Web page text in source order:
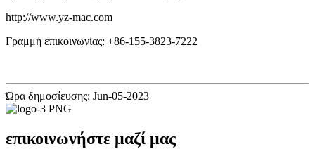
http://www.yz-mac.com
Γραμμή επικοινωνίας: +86-155-3823-7222
Ώρα δημοσίευσης: Jun-05-2023
επικοινωνήστε μαζί μας